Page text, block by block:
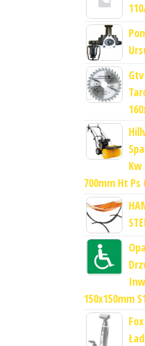
Kw
700mm Ht Ps
150x150mm